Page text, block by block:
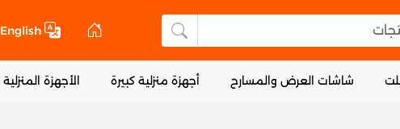
البحث عن المنتجات
English
شاشات العرض والمسارح أجهزة منزلية كبيرة الأجهزة